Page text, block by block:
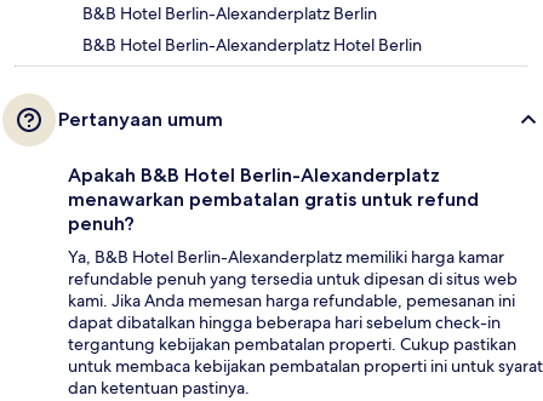
B&B Hotel Berlin-Alexanderplatz Berlin
B&B Hotel Berlin-Alexanderplatz Hotel Berlin
Pertanyaan umum
Apakah B&B Hotel Berlin-Alexanderplatz
menawarkan pembatalan gratis untuk refund
penuh?
Ya, B&B Hotel Berlin-Alexanderplatz memiliki harga kamar
refundable penuh yang tersedia untuk dipesan di situs web
kami. Jika Anda memesan harga refundable, pemesanan ini
dapat dibatalkan hingga beberapa hari sebelum check-in
tergantung kebijakan pembatalan properti. Cukup pastikan
untuk membaca kebijakan pembatalan properti ini untuk syarat
dan ketentuan pastinya.